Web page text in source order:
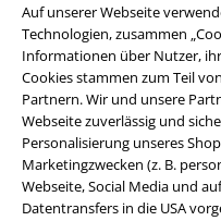
Auf unserer Webseite
Technologien, zusammen
Informationen über Nutzer,
Cookies stammen zum Teil
Partnern. Wir und unsere
Webseite zuverlässig und
Personalisierung unseres
Marketingzwecken (z. B.
Webseite, Social Media und
Datentransfers in die USA